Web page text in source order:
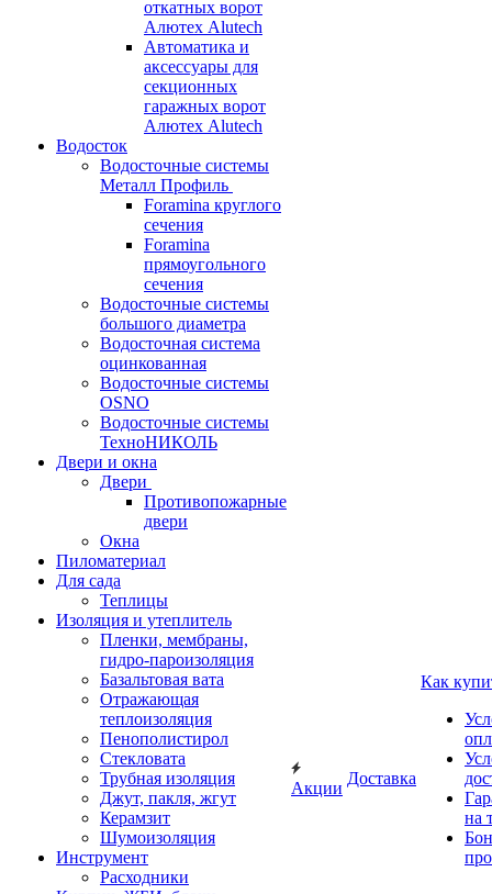
откатных ворот
Алютех Alutech
Автоматика и
аксессуары для
секционных
гаражных ворот
Алютех Alutech
Водосток
Водосточные системы
Металл Профиль
Foramina круглого
сечения
Foramina
прямоугольного
сечения
Водосточные системы
большого диаметра
Водосточная система
оцинкованная
Водосточные системы
OSNO
Водосточные системы
ТехноНИКОЛЬ
Двери и окна
Двери
Противопожарные
двери
Окна
Пиломатериал
Для сада
Теплицы
Изоляция и утеплитель
Пленки, мембраны,
гидро-пароизоляция
Базальтовая вата
Отражающая
теплоизоляция
Пенополистирол
Стекловата
Трубная изоляция
Джут, пакля, жгут
Керамзит
Шумоизоляция
Инструмент
Расходники
Акции
Доставка
Как
на